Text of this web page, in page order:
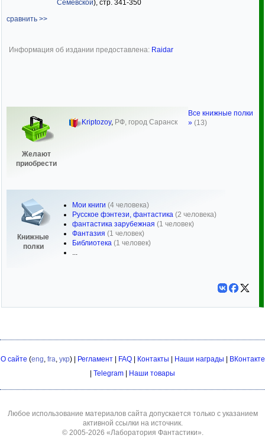
Семевской), стр. 341-350
сравнить >>
Информация об издании предоставлена: Raidar
Желают
приобрести
Kriptozoy, РФ, город Саранск
Книжные
полки
Мои книги (4 человека)
Русское фэнтези, фантастика (2 человека)
фантастика зарубежная (1 человек)
Фантазия (1 человек)
Библиотека (1 человек)
...
Все книжные полки
» (13)
О сайте (eng, fra, укр) | Регламент| FAQ| Контакты Наши награды
ВКонтакте
Telegram Наши товары
Любое использование материалов сайта допускается только с указанием
активной ссылки на источник.
© 2005-2026 «Лаборатория Фантастики».